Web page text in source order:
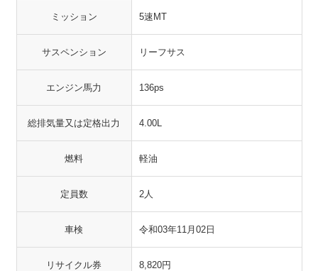
ミッション 5速MT
サスペンション リーフサス
エンジン馬力 136ps
総排気量又は定格出力 4.00L
燃料 軽油
定員数 2人
車検 令和03年11月02日
リサイクル券 8,820円